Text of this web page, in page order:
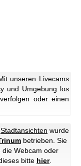
unseren Livecams
und Umgebung los
oder einen
Stadtansichten wurde
betrieben. Sie
die Webcam oder
bitte hier.